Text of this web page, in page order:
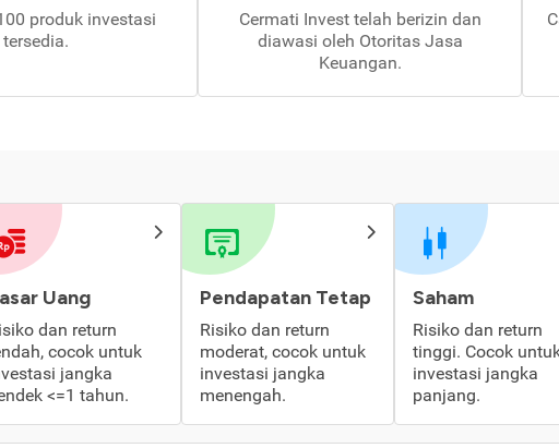
produk investasi
tersedia.
Cermati Invest telah berizin dan
diawasi oleh Otoritas Jasa
Keuangan.
Uang
dan return
cocok untuk
jangka
<=1 tahun.
Pendapatan Tetap
Risiko dan return
moderat, cocok untuk
investasi jangka
menengah.
Saham
Risiko dan return
tinggi. Cocok
investasi jangka
panjang.